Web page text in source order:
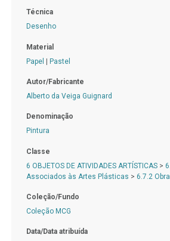
Técnica
Desenho
Material
Papel | Pastel
Autor/Fabricante
Alberto da Veiga Guignard
Denominação
Pintura
Classe
6 OBJETOS DE ATIVIDADES ARTÍSTICAS>
Associados às Artes Plásticas > 6.7.2
Coleção/Fundo
Coleção MCG
Data/Data atribuída